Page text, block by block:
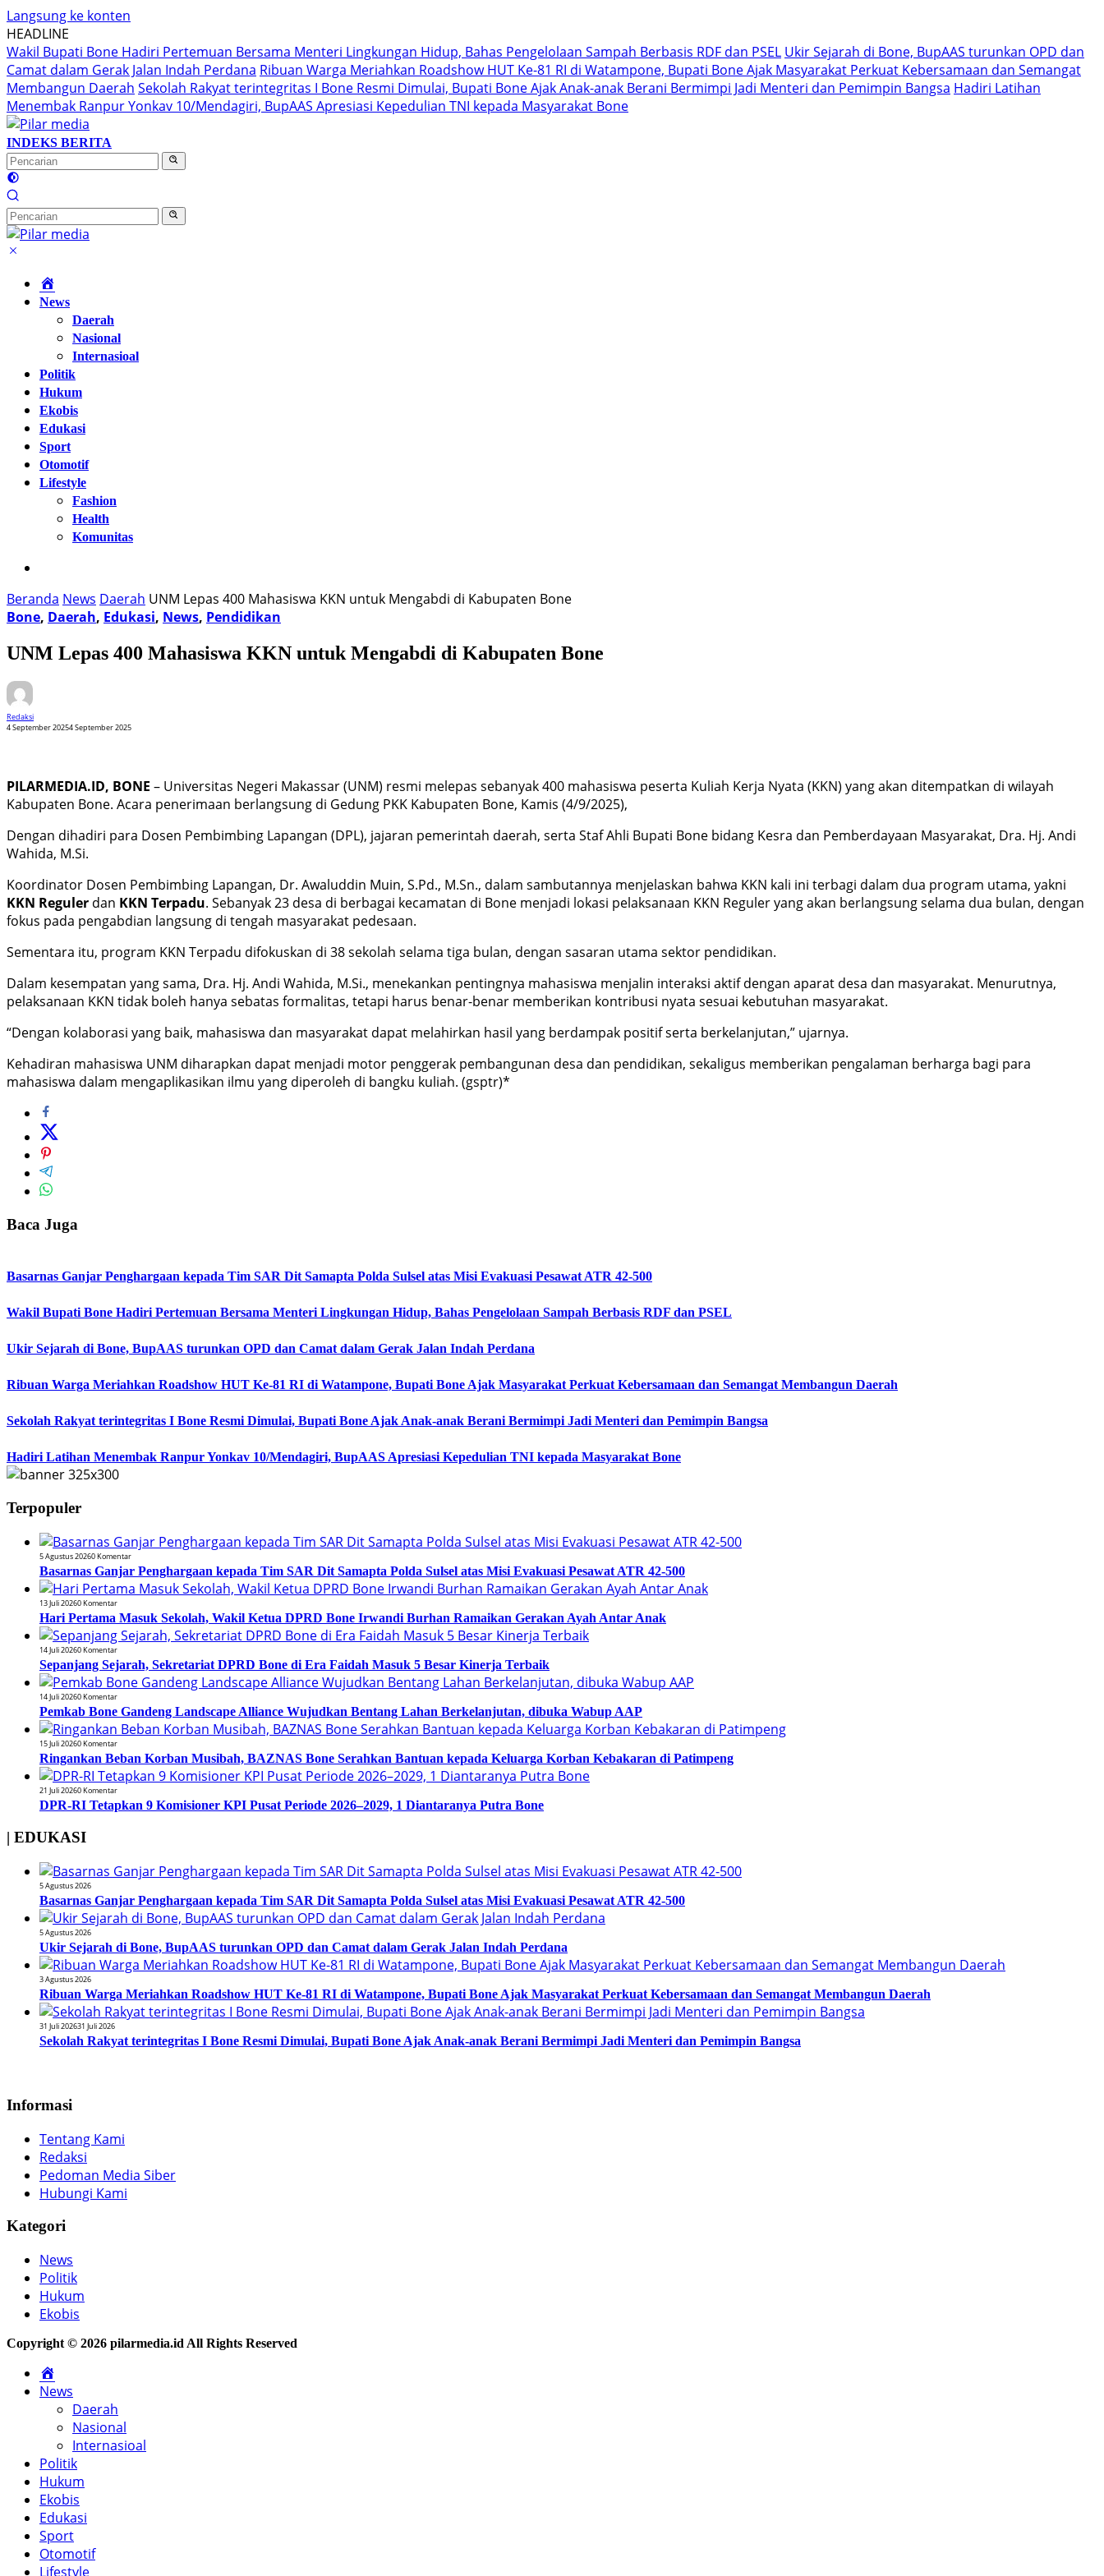
Langsung ke konten
HEADLINE
Wakil Bupati Bone Hadiri Pertemuan Bersama Menteri Lingkungan Hidup, Bahas Pengelolaan Sampah Berbasis RDF dan PSEL Ukir Sejarah di Bone, BupAAS turunkan OPD dan
Camat dalam Gerak Jalan Indah Perdana Ribuan Warga Meriahkan Roadshow HUT Ke-81 RI di Watampone, Bupati Bone Ajak Masyarakat Perkuat Kebersamaan dan Semangat
Membangun Daerah Sekolah Rakyat terintegritas I Bone Resmi Dimulai, Bupati Bone Ajak Anak-anak Berani Bermimpi Jadi Menteri dan Pemimpin Bangsa Hadiri Latihan
Menembak Ranpur Yonkav 10/Mendagiri, BupAAS Apresiasi Kepedulian TNI kepada Masyarakat Bone
INDEKS BERITA
News
Daerah
Nasional
Internasioal
Politik
Hukum
Ekobis
Edukasi
Sport
Otomotif
Lifestyle
Fashion
Health
Komunitas
Beranda News Daerah UNM Lepas 400 Mahasiswa KKN untuk Mengabdi di Kabupaten Bone
Bone, Daerah, Edukasi, News, Pendidikan
UNM Lepas 400 Mahasiswa KKN untuk Mengabdi di Kabupaten Bone
Redaksi
4 September 20254 September 2025
PILARMEDIA.ID, BONE – Universitas Negeri Makassar (UNM) resmi melepas sebanyak 400 mahasiswa peserta Kuliah Kerja Nyata (KKN) yang akan ditempatkan di wilayah
Kabupaten Bone. Acara penerimaan berlangsung di Gedung PKK Kabupaten Bone, Kamis (4/9/2025),
Dengan dihadiri para Dosen Pembimbing Lapangan (DPL), jajaran pemerintah daerah, serta Staf Ahli Bupati Bone bidang Kesra dan Pemberdayaan Masyarakat, Dra. Hj. Andi
Wahida, M.Si.
Koordinator Dosen Pembimbing Lapangan, Dr. Awaluddin Muin, S.Pd., M.Sn., dalam sambutannya menjelaskan bahwa KKN kali ini terbagi dalam dua program utama, yakni
KKN Reguler dan KKN Terpadu. Sebanyak 23 desa di berbagai kecamatan di Bone menjadi lokasi pelaksanaan KKN Reguler yang akan berlangsung selama dua bulan, dengan
fokus pada pengabdian langsung di tengah masyarakat pedesaan.
Sementara itu, program KKN Terpadu difokuskan di 38 sekolah selama tiga bulan, dengan sasaran utama sektor pendidikan.
Dalam kesempatan yang sama, Dra. Hj. Andi Wahida, M.Si., menekankan pentingnya mahasiswa menjalin interaksi aktif dengan aparat desa dan masyarakat. Menurutnya,
pelaksanaan KKN tidak boleh hanya sebatas formalitas, tetapi harus benar-benar memberikan kontribusi nyata sesuai kebutuhan masyarakat.
“Dengan kolaborasi yang baik, mahasiswa dan masyarakat dapat melahirkan hasil yang berdampak positif serta berkelanjutan,” ujarnya.
Kehadiran mahasiswa UNM diharapkan dapat menjadi motor penggerak pembangunan desa dan pendidikan, sekaligus memberikan pengalaman berharga bagi para
mahasiswa dalam mengaplikasikan ilmu yang diperoleh di bangku kuliah. (gsptr)*
Baca Juga
Basarnas Ganjar Penghargaan kepada Tim SAR Dit Samapta Polda Sulsel atas Misi Evakuasi Pesawat ATR 42-500
Wakil Bupati Bone Hadiri Pertemuan Bersama Menteri Lingkungan Hidup, Bahas Pengelolaan Sampah Berbasis RDF dan PSEL
Ukir Sejarah di Bone, BupAAS turunkan OPD dan Camat dalam Gerak Jalan Indah Perdana
Ribuan Warga Meriahkan Roadshow HUT Ke-81 RI di Watampone, Bupati Bone Ajak Masyarakat Perkuat Kebersamaan dan Semangat Membangun Daerah
Sekolah Rakyat terintegritas I Bone Resmi Dimulai, Bupati Bone Ajak Anak-anak Berani Bermimpi Jadi Menteri dan Pemimpin Bangsa
Hadiri Latihan Menembak Ranpur Yonkav 10/Mendagiri, BupAAS Apresiasi Kepedulian TNI kepada Masyarakat Bone
Terpopuler
5 Agustus 20260 Komentar
Basarnas Ganjar Penghargaan kepada Tim SAR Dit Samapta Polda Sulsel atas Misi Evakuasi Pesawat ATR 42-500
13 Juli 20260 Komentar
Hari Pertama Masuk Sekolah, Wakil Ketua DPRD Bone Irwandi Burhan Ramaikan Gerakan Ayah Antar Anak
14 Juli 20260 Komentar
Sepanjang Sejarah, Sekretariat DPRD Bone di Era Faidah Masuk 5 Besar Kinerja Terbaik
14 Juli 20260 Komentar
Pemkab Bone Gandeng Landscape Alliance Wujudkan Bentang Lahan Berkelanjutan, dibuka Wabup AAP
15 Juli 20260 Komentar
Ringankan Beban Korban Musibah, BAZNAS Bone Serahkan Bantuan kepada Keluarga Korban Kebakaran di Patimpeng
21 Juli 20260 Komentar
DPR-RI Tetapkan 9 Komisioner KPI Pusat Periode 2026–2029, 1 Diantaranya Putra Bone
| EDUKASI
5 Agustus 2026
Basarnas Ganjar Penghargaan kepada Tim SAR Dit Samapta Polda Sulsel atas Misi Evakuasi Pesawat ATR 42-500
5 Agustus 2026
Ukir Sejarah di Bone, BupAAS turunkan OPD dan Camat dalam Gerak Jalan Indah Perdana
3 Agustus 2026
Ribuan Warga Meriahkan Roadshow HUT Ke-81 RI di Watampone, Bupati Bone Ajak Masyarakat Perkuat Kebersamaan dan Semangat Membangun Daerah
31 Juli 202631 Juli 2026
Sekolah Rakyat terintegritas I Bone Resmi Dimulai, Bupati Bone Ajak Anak-anak Berani Bermimpi Jadi Menteri dan Pemimpin Bangsa
Informasi
Tentang Kami
Redaksi
Pedoman Media Siber
Hubungi Kami
Kategori
News
Politik
Hukum
Ekobis
Copyright © 2026 pilarmedia.id All Rights Reserved
News
Daerah
Nasional
Internasioal
Politik
Hukum
Ekobis
Edukasi
Sport
Otomotif
Lifestyle